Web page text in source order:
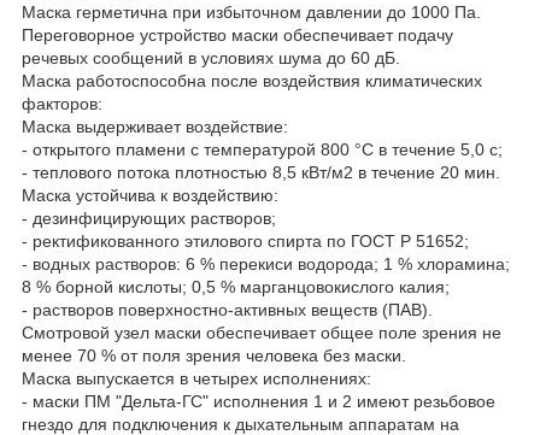
Маска герметична при избыточном давлении до 1000 Па.
Переговорное устройство маски обеспечивает подачу
речевых сообщений в условиях шума до 60 дБ.
Маска работоспособна после воздействия климатических
факторов:
Маска выдерживает воздействие:
- открытого пламени с температурой 800 °С в течение 5,0 с;
- теплового потока плотностью 8,5 кВт/м2 в течение 20 мин.
Маска устойчива к воздействию:
- дезинфицирующих растворов;
- ректификованного этилового спирта по ГОСТ Р 51652;
- водных растворов: 6 % перекиси водорода; 1 % хлорамина;
8 % борной кислоты; 0,5 % марганцовокислого калия;
- растворов поверхностно-активных веществ (ПАВ).
Смотровой узел маски обеспечивает общее поле зрения не
менее 70 % от поля зрения человека без маски.
Маска выпускается в четырех исполнениях:
- маски ПМ "Дельта-ГС" исполнения 1 и 2 имеют резьбовое
гнездо для подключения к дыхательным аппаратам на